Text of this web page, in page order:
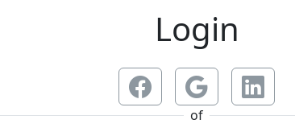
Login
of